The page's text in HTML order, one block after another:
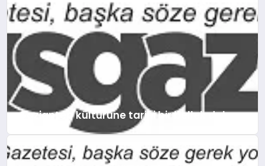
yapım ve çekim sonrası türlerindeki 22
projeye toplam 97 milyon 750 bin lira
destek sağladı. ANKARA (İGFA) – Kültür
ve Turizm Bakanlığı’nın desteğiyle
birlikte 2024 yılında...
Gaziantep kültürüne tarihi bir bellek daha